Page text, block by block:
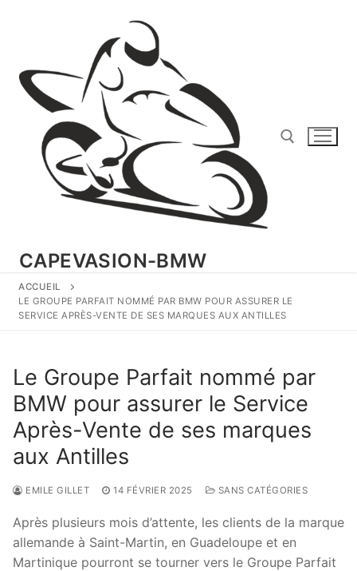
CAPEVASION-BMW
ACCUEIL
LE GROUPE PARFAIT NOMMÉ PAR BMW POUR ASSURER LE
SERVICE APRÈS-VENTE DE SES MARQUES AUX ANTILLES
Le Groupe Parfait nommé par
BMW pour assurer le Service
Après-Vente de ses marques
aux Antilles
EMILE GILLET 14 FÉVRIER 2025 SANS CATÉGORIES
Après plusieurs mois d’attente, les clients de la marque
allemande à Saint-Martin, en Guadeloupe et en
Martinique pourront se tourner vers le Groupe Parfait